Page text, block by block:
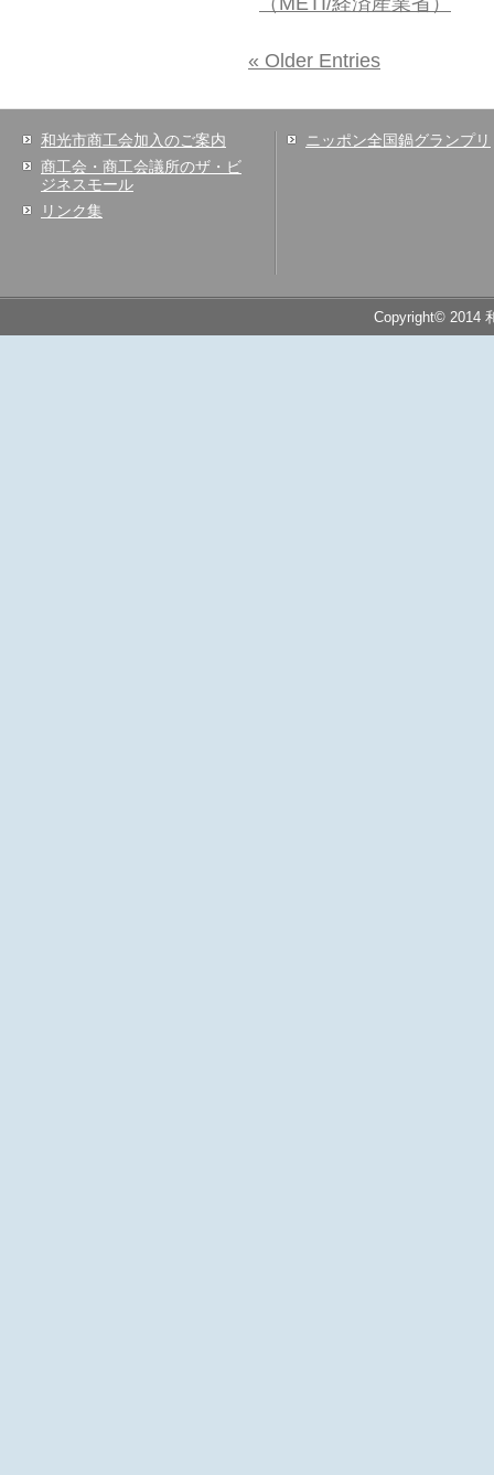
« Older Entries
和光市商工会加入のご案内
商工会・商工会議所のザ・ビ
ジネスモール
リンク集
ニッポン全国鍋グランプリ
Copyright© 2014